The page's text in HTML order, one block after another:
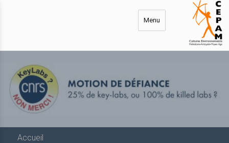
Menu
Accueil